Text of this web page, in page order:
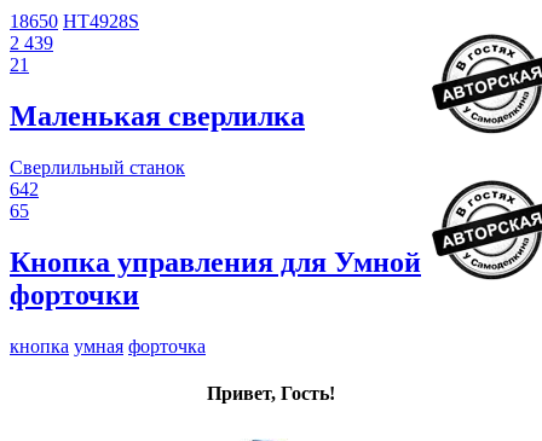
18650 HT4928S
2 439
21
Маленькая сверлилка
Сверлильный станок
642
65
Кнопка управления для Умной
форточки
кнопка умная форточка
Привет, Гость!